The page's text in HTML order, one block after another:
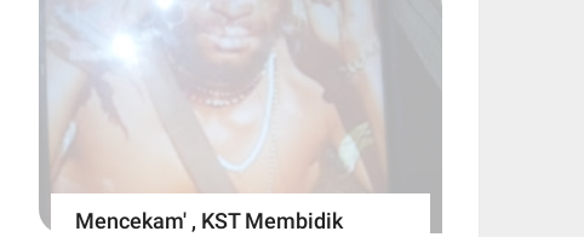
Mencekam' , KST Membidik